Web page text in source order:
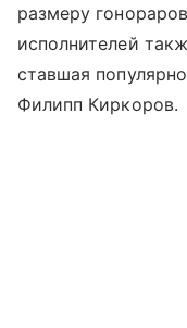
размеру
исполнителей
ставшая
Филипп Киркоров.